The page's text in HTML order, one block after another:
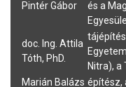
Pintér Gábor
és a
doc. Ing. Attila
Tóth, PhD.
Nitra),
Marián Balázs építész,